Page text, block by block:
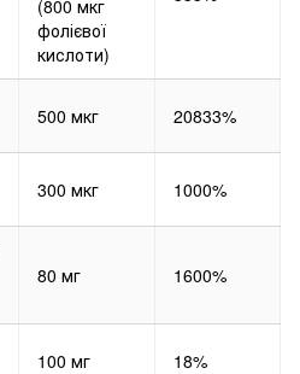
(800 мкг
фолієвої
кислоти)
500 мкг 20833%
300 мкг 1000%
80 мг 1600%
100 мг 18%